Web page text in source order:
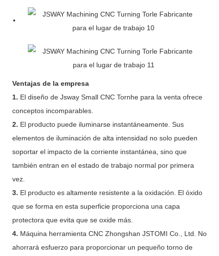
Ventajas de la empresa
1. El diseño de Jsway Small CNC Tornhe para la venta ofrece
conceptos incomparables.
2. El producto puede iluminarse instantáneamente. Sus
elementos de iluminación de alta intensidad no solo pueden
soportar el impacto de la corriente instantánea, sino que
también entran en el estado de trabajo normal por primera
vez.
3. El producto es altamente resistente a la oxidación. El óxido
que se forma en esta superficie proporciona una capa
protectora que evita que se oxide más.
4. Máquina herramienta CNC Zhongshan JSTOMI Co., Ltd. No
ahorrará esfuerzo para proporcionar un pequeño torno de